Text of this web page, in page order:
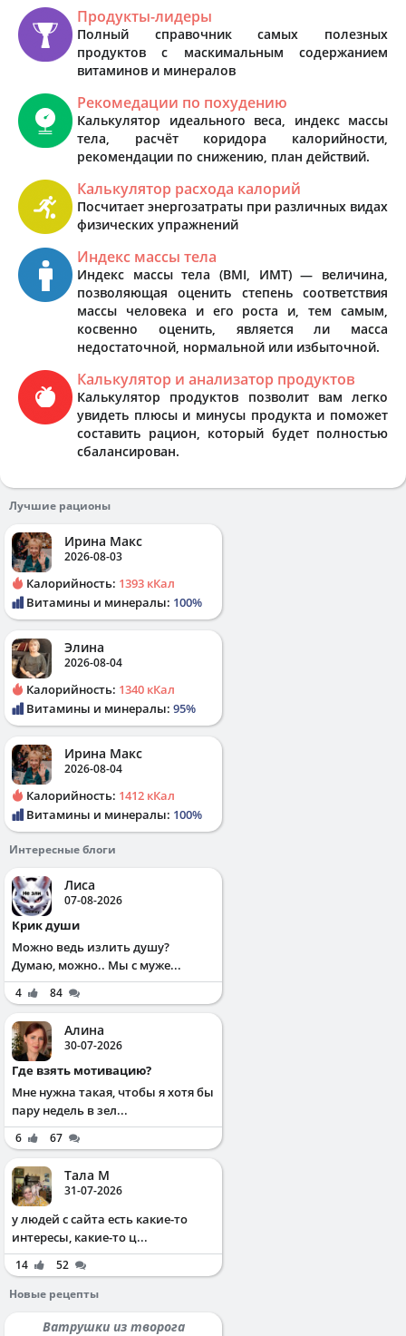
Продукты-лидеры
Полный справочник самых полезных
продуктов с маскимальным содержанием
витаминов и минералов
Рекомедации по похудению
Калькулятор идеального веса, индекс массы
тела, расчёт коридора калорийности,
рекомендации по снижению, план действий.
Калькулятор расхода калорий
Посчитает энергозатраты при различных видах
физических упражнений
Индекс массы тела
Индекс массы тела (BMI, ИМТ) — величина,
позволяющая оценить степень соответствия
массы человека и его роста и, тем самым,
косвенно оценить, является ли масса
недостаточной, нормальной или избыточной.
Калькулятор и анализатор продуктов
Калькулятор продуктов позволит вам легко
увидеть плюсы и минусы продукта и поможет
составить рацион, который будет полностью
сбалансирован.
Лучшие рационы
Ирина Макс
2026-08-03
Калорийность: 1393 кКал
Витамины и минералы: 100%
Элина
2026-08-04
Калорийность: 1340 кКал
Витамины и минералы: 95%
Ирина Макс
2026-08-04
Калорийность: 1412 кКал
Витамины и минералы: 100%
Интересные блоги
Лиса
07-08-2026
Крик души
Можно ведь излить душу?
Думаю, можно.. Мы с муже...
4 84
Алина
30-07-2026
Где взять мотивацию?
Мне нужна такая, чтобы я хотя бы
пару недель в зел...
6 67
Тала М
31-07-2026
у людей с сайта есть какие-то
интересы, какие-то ц...
14
52
Новые рецепты
Ватрушки из творога